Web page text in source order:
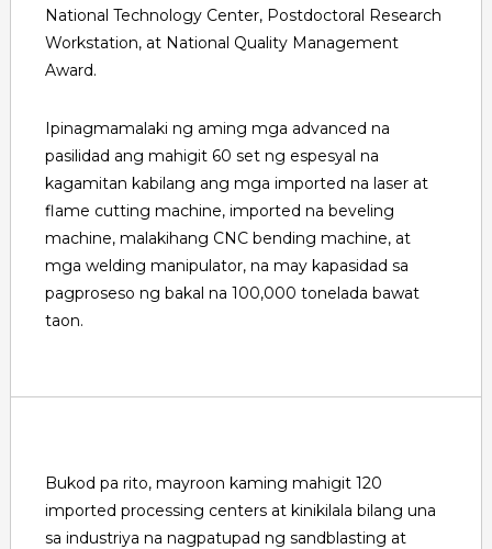
National Technology Center, Postdoctoral Research
Workstation, at National Quality Management
Award.
Ipinagmamalaki ng aming mga advanced na
pasilidad ang mahigit 60 set ng espesyal na
kagamitan kabilang ang mga imported na laser at
flame cutting machine, imported na beveling
machine, malakihang CNC bending machine, at
mga welding manipulator, na may kapasidad sa
pagproseso ng bakal na 100,000 tonelada bawat
taon.
Bukod pa rito, mayroon kaming mahigit 120
imported processing centers at kinikilala bilang una
sa industriya na nagpatupad ng sandblasting at